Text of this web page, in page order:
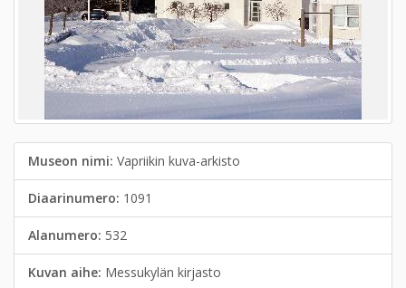
Museon nimi: Vapriikin kuva-arkisto
Diaarinumero: 1091
Alanumero: 532
Kuvan aihe: Messukylän kirjasto